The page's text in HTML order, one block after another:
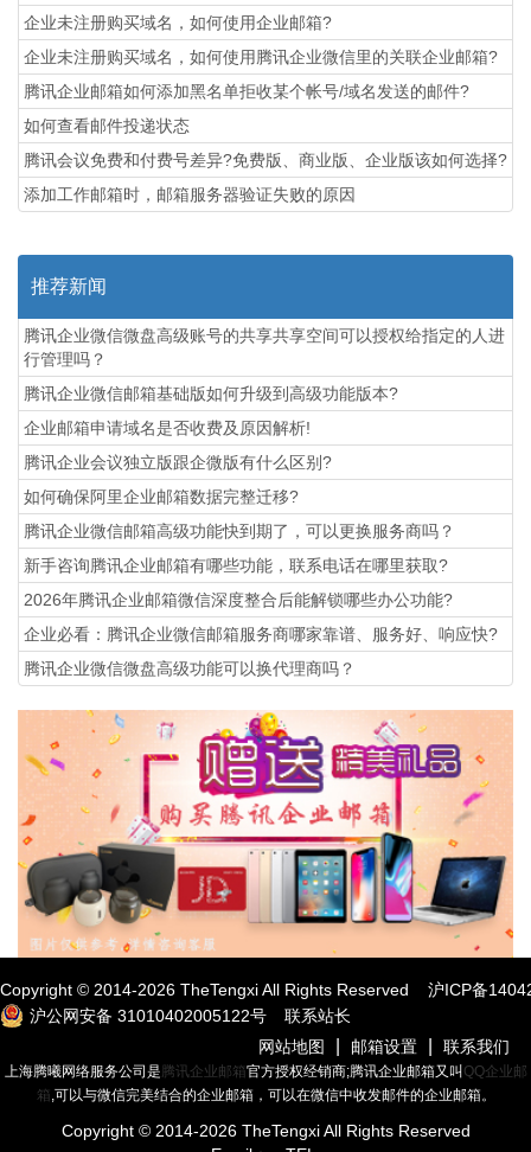
企业未注册购买域名，如何使用企业邮箱?
企业未注册购买域名，如何使用腾讯企业微信里的关联企业邮箱?
腾讯企业邮箱如何添加黑名单拒收某个帐号/域名发送的邮件?
如何查看邮件投递状态
腾讯会议免费和付费号差异?免费版、商业版、企业版该如何选择?
添加工作邮箱时，邮箱服务器验证失败的原因
推荐新闻
腾讯企业微信微盘高级账号的共享共享空间可以授权给指定的人进
行管理吗？
腾讯企业微信邮箱基础版如何升级到高级功能版本?
企业邮箱申请域名是否收费及原因解析!
腾讯企业会议独立版跟企微版有什么区别?
如何确保阿里企业邮箱数据完整迁移?
腾讯企业微信邮箱高级功能‌快到期了，可以更换服务商吗？
新手咨询腾讯企业邮箱有哪些功能，联系电话在哪里获取?
2026年腾讯企业邮箱微信深度整合后能解锁哪些办公功能?
企业必看：腾讯企业微信邮箱服务商哪家靠谱、服务好、响应快?
腾讯企业微信微盘高级功能可以换代理商吗？
Copyright © 2014-2026 TheTengxi All Rights Reserved 沪ICP备
沪公网安备 31010402005122号
联系站长
网站地图
邮箱设置 联系我们
上海腾曦网络服务公司是 腾讯企业邮箱官方授权经销商;腾讯企业邮箱又叫 QQ企业邮
箱,可以与微信完美结合的企业邮箱，可以在微信中收发邮件的企业邮箱。
Copyright © 2014-2026TheTengxi All Rights Reserved